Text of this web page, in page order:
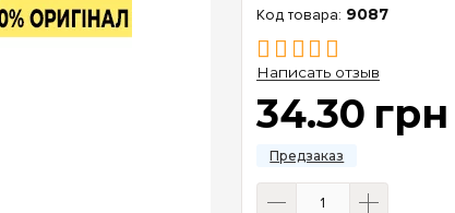
9087
Написать отзыв
34.30 грн